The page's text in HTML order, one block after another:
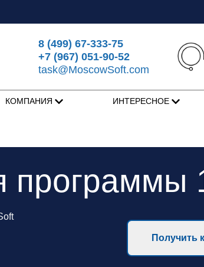
8 (499) 67-333-75
+7 (967) 051-90-52
task@MoscowSoft.com
КОМПАНИЯ ИНТЕРЕСНОЕ
программы
Получить